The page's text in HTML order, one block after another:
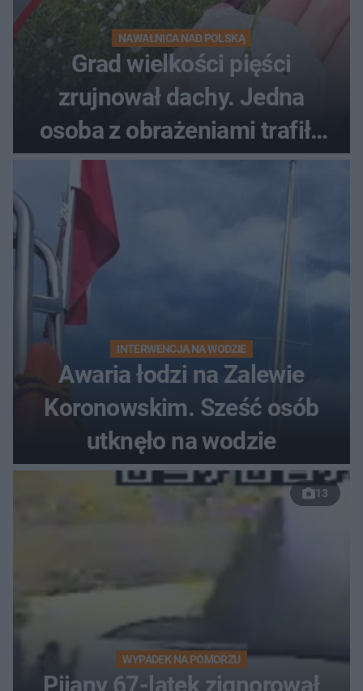
NAWAŁNICA NAD POLSKĄ
Grad wielkości pięści
zrujnował dachy. Jedna
osoba z obrażeniami trafiła
do szpitala
INTERWENCJA NA WODZIE
Awaria łodzi na Zalewie
Koronowskim. Sześć osób
utknęło na wodzie
13
WYPADEK NA POMORZU
Pijany 67-latek zignorował